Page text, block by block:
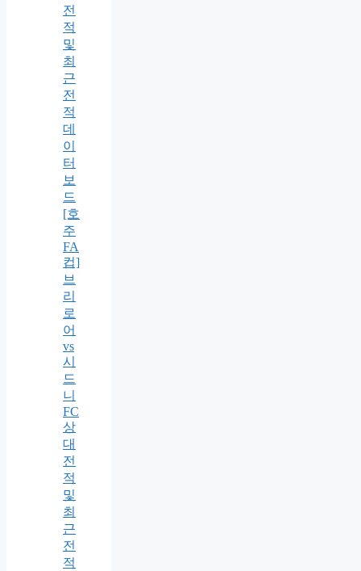
전
적
및
최
근
전
적
데
이
터
보
드
[호
주
FA
컵]
브
리
로
어
vs
시
드
니
FC
상
대
전
적
및
최
근
전
적